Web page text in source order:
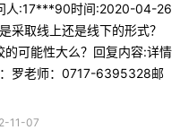
人:17***90时间:2020-04-26
采取线上还是线下的形式？
可能性大么？回复内容:详情
罗老师：0717-6395328邮
11-07